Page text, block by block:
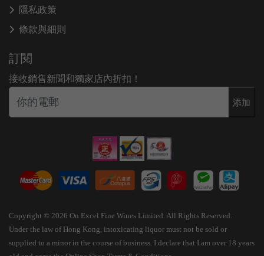
隱私政策
條款與細則
訂閱
接收銷售新聞和獨家店內折扣！
添加
Copyright © 2026 On Excel Fine Wines Limited. All Rights Reserved.
Under the law of Hong Kong, intoxicating liquor must not be sold or
supplied to a minor in the course of business. I declare that I am over 18 years